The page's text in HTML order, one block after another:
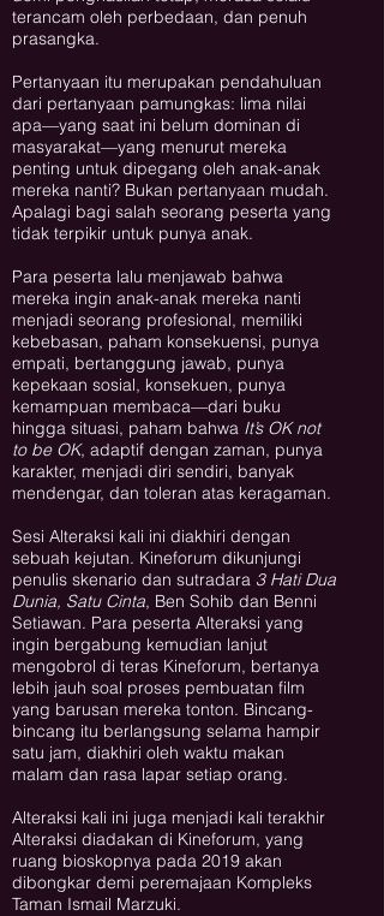
terancam oleh perbedaan, dan penuh
prasangka.
Pertanyaan itu merupakan pendahuluan
dari pertanyaan pamungkas: lima nilai
apa—yang saat ini belum dominan di
masyarakat—yang menurut mereka
penting untuk dipegang oleh anak-anak
mereka nanti? Bukan pertanyaan mudah.
Apalagi bagi salah seorang peserta yang
tidak terpikir untuk punya anak.
Para peserta lalu menjawab bahwa
mereka ingin anak-anak mereka nanti
menjadi seorang profesional, memiliki
kebebasan, paham konsekuensi, punya
empati, bertanggung jawab, punya
kepekaan sosial, konsekuen, punya
kemampuan membaca—dari buku
hingga situasi, paham bahwa It’s OK not
to be OK, adaptif dengan zaman, punya
karakter, menjadi diri sendiri, banyak
mendengar, dan toleran atas keragaman.
Sesi Alteraksi kali ini diakhiri dengan
sebuah kejutan. Kineforum dikunjungi
penulis skenario dan sutradara 3 Hati Dua
Dunia, Satu Cinta, Ben Sohib dan Benni
Setiawan. Para peserta Alteraksi yang
ingin bergabung kemudian lanjut
mengobrol di teras Kineforum, bertanya
lebih jauh soal proses pembuatan film
yang barusan mereka tonton. Bincang-
bincang itu berlangsung selama hampir
satu jam, diakhiri oleh waktu makan
malam dan rasa lapar setiap orang.
Alteraksi kali ini juga menjadi kali terakhir
Alteraksi diadakan di Kineforum, yang
ruang bioskopnya pada 2019 akan
dibongkar demi peremajaan Kompleks
Taman Ismail Marzuki.